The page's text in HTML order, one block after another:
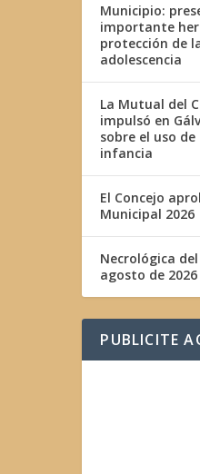
Municipio:
importante
protección de
adolescencia
La Mutual del
impulsó en
sobre el uso
infancia
El Concejo
Municipal 2026
Necrológica
agosto de 2026
PUBLICITE